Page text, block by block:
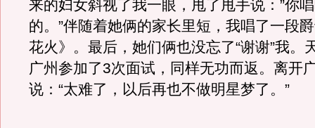
来的妇女斜视了我一眼，甩了甩手说：”你
的。”伴随着她俩的家长里短，我唱了一段
花火》。最后，她们俩也没忘了“谢谢”我。
广州参加了3次面试，同样无功而返。离开
说：“太难了，以后再也不做明星梦了。”